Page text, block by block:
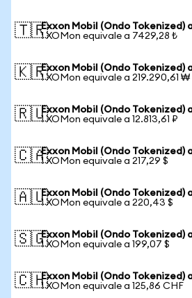
🇹🇷Exxon Mobil (Ondo Tokenized)
1 XOMon equivale a 7429,28 ₺
🇰🇷Exxon Mobil (Ondo Tokenized)
1 XOMon equivale a 219.290,61 ₩
🇷🇺Exxon Mobil (Ondo Tokenized)
1 XOMon equivale a 12.813,61 ₽
🇨🇦Exxon Mobil (Ondo Tokenized)
1 XOMon equivale a 217,29 $
🇦🇺Exxon Mobil (Ondo Tokenized)
1 XOMon equivale a 220,43 $
🇸🇬Exxon Mobil (Ondo Tokenized)
1 XOMon equivale a 199,07 $
🇨🇭Exxon Mobil (Ondo Tokenized)
1 XOMon equivale a 125,86 CHF